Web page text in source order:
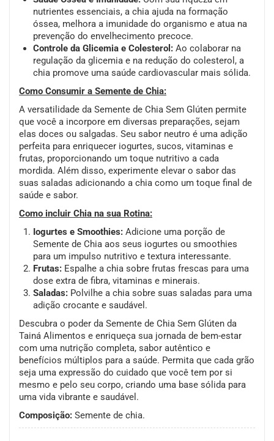
nutrientes essenciais, a chia ajuda na formação
óssea, melhora a imunidade do organismo e atua na
prevenção do envelhecimento precoce.
Controle da Glicemia e Colesterol:Ao colaborar na
regulação da glicemia e na redução do colesterol, a
chia promove uma saúde cardiovascular mais sólida.
Como Consumir a Semente de Chia:
A versatilidade da Semente de Chia Sem Glúten permite
que você a incorpore em diversas preparações, sejam
elas doces ou salgadas. Seu sabor neutro é uma adição
perfeita para enriquecer iogurtes, sucos, vitaminas e
frutas, proporcionando um toque nutritivo a cada
mordida. Além disso, experimente elevar o sabor das
suas saladas adicionando a chia como um toque final de
saúde e sabor.
Como incluir Chia na sua Rotina:
Iogurtes e Smoothies:Adicione uma porção de
Semente de Chia aos seus iogurtes ou smoothies
para um impulso nutritivo e textura interessante.
Frutas:Espalhe a chia sobre frutas frescas para uma
dose extra de fibra, vitaminas e minerais.
Saladas:Polvilhe a chia sobre suas saladas para uma
adição crocante e saudável.
Descubra o poder da Semente de Chia Sem Glúten da
Tainá Alimentos e enriqueça sua jornada de bem-estar
com uma nutrição completa, sabor autêntico e
benefícios múltiplos para a saúde. Permita que cada grão
seja uma expressão do cuidado que você tem por si
mesmo e pelo seu corpo, criando uma base sólida para
uma vida vibrante e saudável.
Composição: Semente de chia.